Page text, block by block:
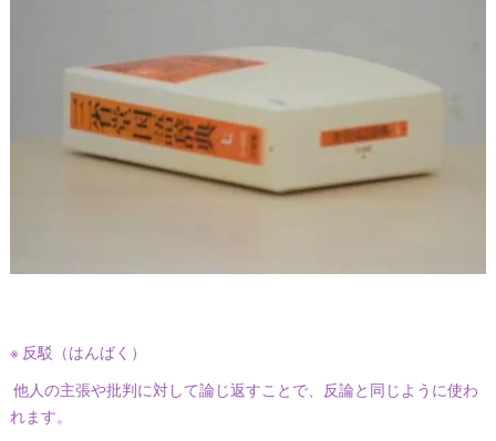
※ 反駁（はんばく）
他人の主張や批判に対して論じ返すことで、反論と同じように使わ
れます。